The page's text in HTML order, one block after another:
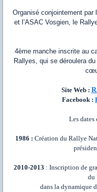
Organisé conjointement par
et l’ASAC Vosgien, le
4ème manche inscrite au
Rallyes, qui se déroulera
Site Web :
Facebook :
Les
1986 : Création du Rallye
2010-2013 : Inscription de
du
dans la dynamique